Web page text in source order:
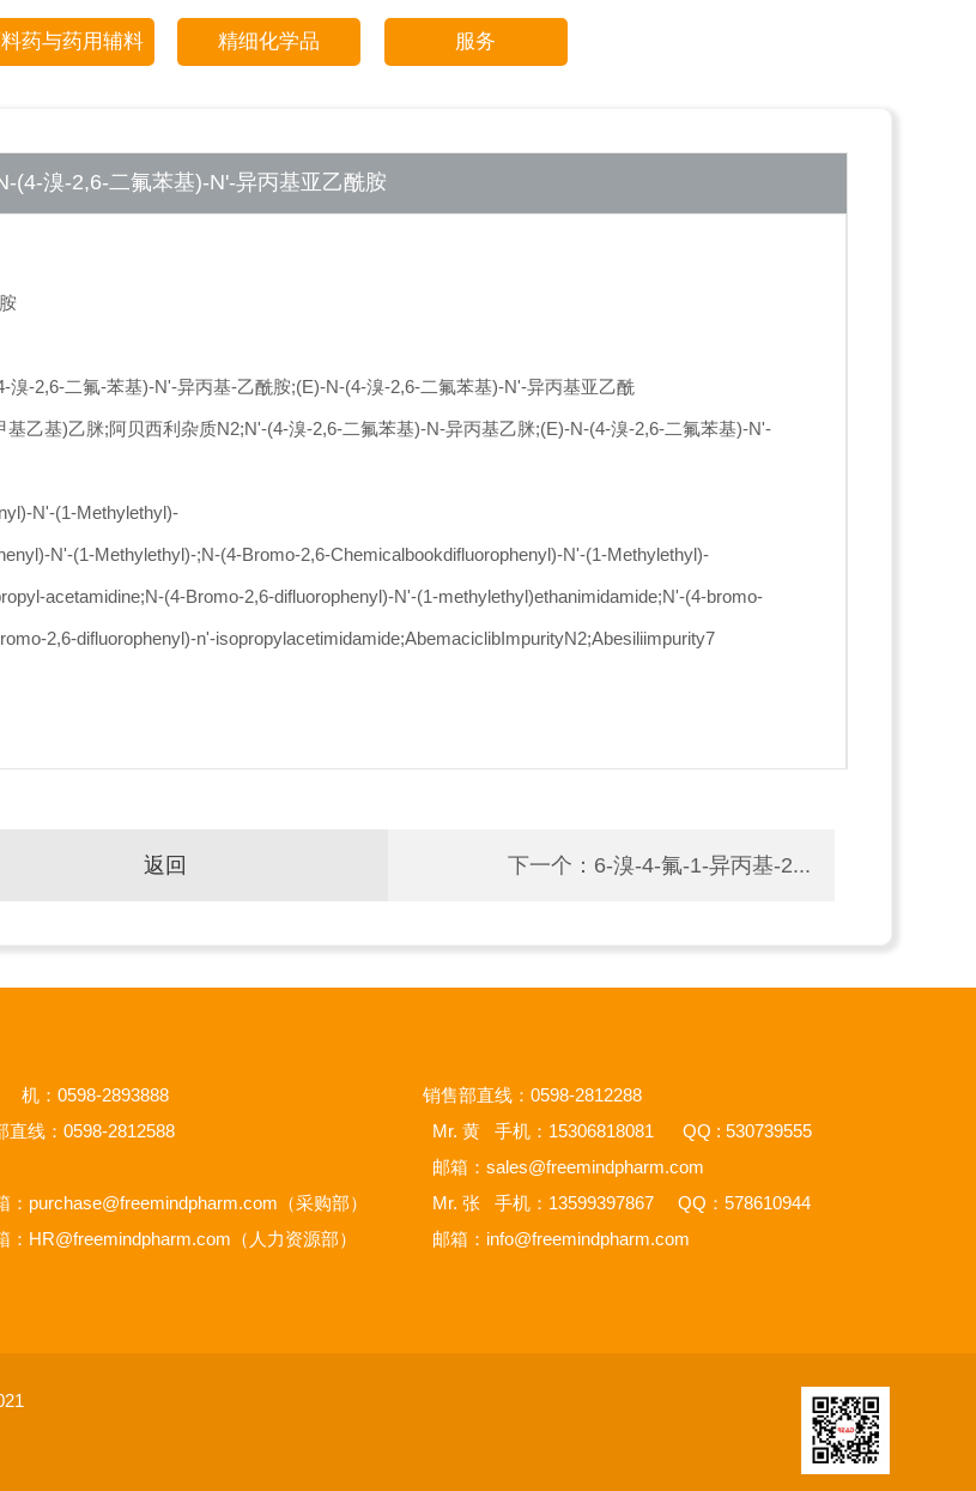
药与药用辅料 精细化学品 服务
(4-溴-2,6-二氟苯基)-N'-异丙基亚乙酰胺
-2,6-二氟-苯基)-N'-异丙基-乙酰胺;(E)-N-(4-溴-2,6-二氟苯基)-N'-异丙基亚乙酰
乙基)乙脒;阿贝西利杂质N2;N'-(4-溴-2,6-二氟苯基)-N-异丙基乙脒;(E)-N-(4-溴-2,6-二氟苯基)-N'-
N'-(1-Methylethyl)-
N'-(1-Methylethyl)-;N-(4-Bromo-2,6-Chemicalbookdifluorophenyl)-N'-(1-Methylethyl)-
acetamidine;N-(4-Bromo-2,6-difluorophenyl)-N'-(1-methylethyl)ethanimidamide;N'-(4-bromo-
2,6-difluorophenyl)-n'-isopropylacetimidamide;AbemaciclibImpurityN2;Abesiliimpurity7
返回 下一个： 6-溴-4-氟-1-异丙基-2...
：0598-2893888
直线：0598-2812588
purchase@freemindpharm.com （采购部）
HR@freemindpharm.com （人力资源部）
销售部直线：0598-2812288
Mr. 黄 手机：15306818081 QQ : 530739555
邮箱： sales@freemindpharm.com
Mr. 张 手机：13599397867 QQ：578610944
邮箱： info@freemindpharm.com